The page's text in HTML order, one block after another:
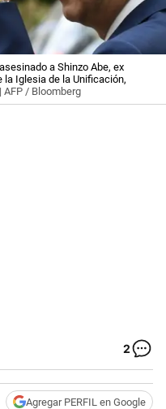
a Shinzo Abe, ex
Iglesia de la Unificación,
| AFP / Bloomberg
2
Agregar PERFIL en Google